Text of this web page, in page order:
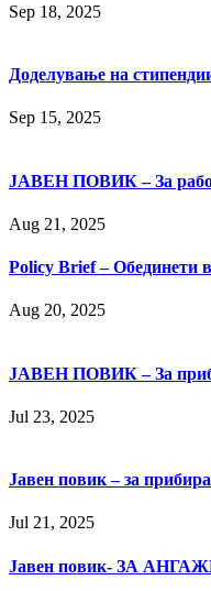
Sep 18, 2025
Доделување на
Sep 15, 2025
ЈАВЕН ПОВИК – За
Aug 21, 2025
Policy Brief – Обединети
Aug 20, 2025
ЈАВЕН ПОВИК – За
Jul 23, 2025
Јавен повик – за
Jul 21, 2025
Јавен повик- ЗА